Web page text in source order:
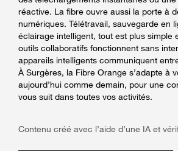
réactive. La fibre ouvre aussi la porte à
numériques. Télétravail, sauvegarde en
éclairage intelligent, tout est plus simple
outils collaboratifs fonctionnent sans
appareils intelligents communiquent
À Surgères, la Fibre Orange s’adapte à
aujourd’hui comme demain, pour une
vous suit dans toutes vos activités.
Contenu créé avec l’aide d’une IA et